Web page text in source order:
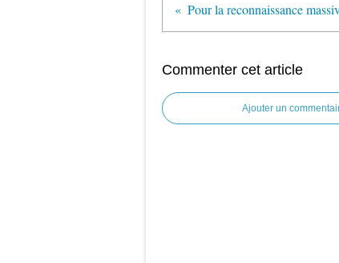
Pour la reconnaissance
Commenter cet article
Ajouter un